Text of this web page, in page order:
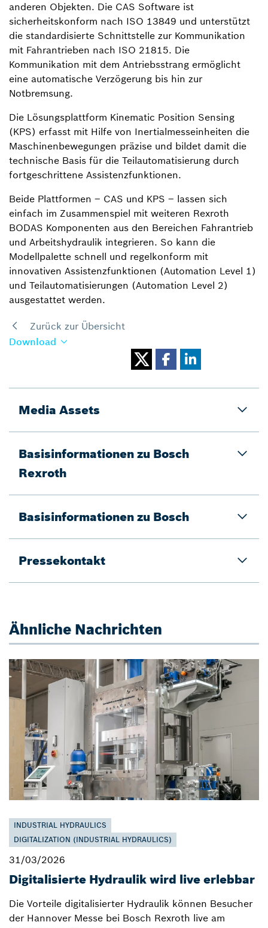
anderen Objekten. Die CAS Software ist
sicherheitskonform nach ISO 13849 und unterstützt
die standardisierte Schnittstelle zur Kommunikation
mit Fahrantrieben nach ISO 21815. Die
Kommunikation mit dem Antriebsstrang ermöglicht
eine automatische Verzögerung bis hin zur
Notbremsung.
Die Lösungsplattform Kinematic Position Sensing
(KPS) erfasst mit Hilfe von Inertialmesseinheiten die
Maschinenbewegungen präzise und bildet damit die
technische Basis für die Teilautomatisierung durch
fortgeschrittene Assistenzfunktionen.
Beide Plattformen – CAS und KPS – lassen sich
einfach im Zusammenspiel mit weiteren Rexroth
BODAS Komponenten aus den Bereichen Fahrantrieb
und Arbeitshydraulik integrieren. So kann die
Modellpalette schnell und regelkonform mit
innovativen Assistenzfunktionen (Automation Level 1)
und Teilautomatisierungen (Automation Level 2)
ausgestattet werden.
Zurück zur Übersicht
Download
Media Assets
Basisinformationen zu Bosch
Rexroth
Basisinformationen zu Bosch
Pressekontakt
Ähnliche Nachrichten
INDUSTRIAL HYDRAULICS
DIGITALIZATION (INDUSTRIAL HYDRAULICS)
31/03/2026
Digitalisierte Hydraulik wird live erlebbar
Die Vorteile digitalisierter Hydraulik können Besucher
der Hannover Messe bei Bosch Rexroth live am